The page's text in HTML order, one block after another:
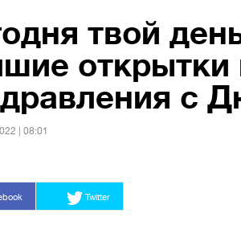
твой
открытки
с
| 08:01
Twitter